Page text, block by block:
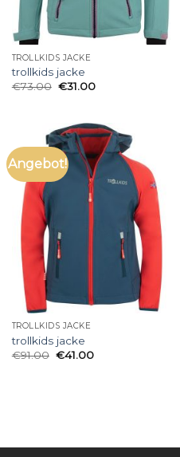
TROLLKIDS JACKE
trollkids jacke
€73.00 €31.00
Angebot!
TROLLKIDS JACKE
trollkids jacke
€91.00 €41.00